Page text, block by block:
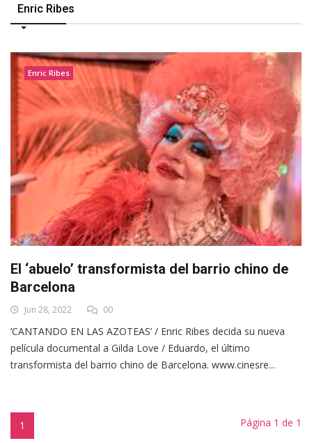
Enric Ribes
Enric Ribes
El ‘abuelo’ transformista del barrio chino de
Barcelona
Jun 28, 2022 00
‘CANTANDO EN LAS AZOTEAS’ / Enric Ribes decida su nueva
película documental a Gilda Love / Eduardo, el último
transformista del barrio chino de Barcelona. www.cinesre...
1 Página 1 de 1